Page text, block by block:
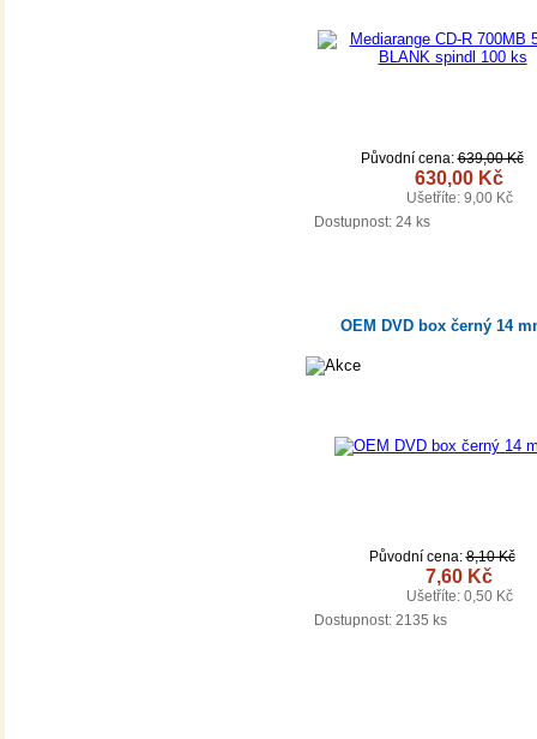
Původní cena:639,00 Kč
630,00 Kč
Ušetříte: 9,00 Kč
Dostupnost: 24 ks
OEM DVD box černý 14
Původní cena:8,10 Kč
7,60 Kč
Ušetříte: 0,50 Kč
Dostupnost: 2135 ks